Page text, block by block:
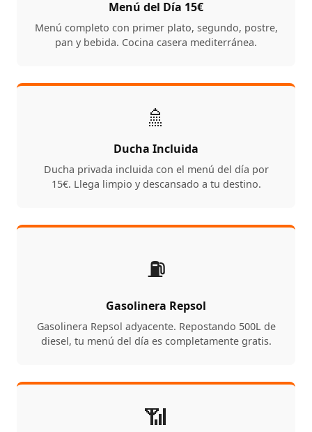
Menú del Día 15€
Menú completo con primer plato, segundo, postre,
pan y bebida. Cocina casera mediterránea.
🚿
Ducha Incluida
Ducha privada incluida con el menú del día por
15€. Llega limpio y descansado a tu destino.
⛽
Gasolinera Repsol
Gasolinera Repsol adyacente. Repostando 500L de
diesel, tu menú del día es completamente gratis.
📶